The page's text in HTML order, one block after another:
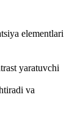
elementlari
yaratuvchi
va